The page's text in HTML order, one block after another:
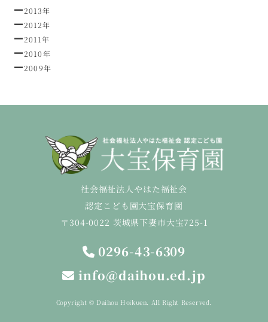
2013年
2012年
2011年
2010年
2009年
社会福祉法人やはた福祉会
認定こども園大宝保育園
〒304-0022 茨城県下妻市大宝725-1
0296-43-6309
info@daihou.ed.jp
Copyright © Daihou Hoikuen. All Right Reserved.